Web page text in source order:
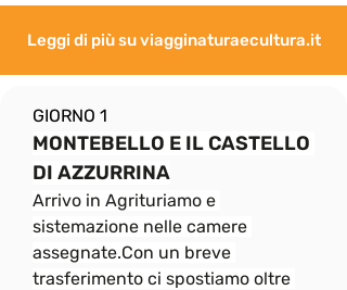
Leggi di più su viagginaturaecultura.it
GIORNO 1
MONTEBELLO E IL CASTELLO
DI AZZURRINA
Arrivo in Agrituriamo e
sistemazione nelle camere
assegnate.Con un breve
trasferimento ci spostiamo oltre